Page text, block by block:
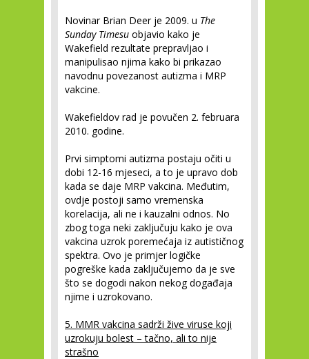
Novinar Brian Deer je 2009. u The
Sunday Timesu objavio kako je
Wakefield rezultate prepravljao i
manipulisao njima kako bi prikazao
navodnu povezanost autizma i MRP
vakcine.
Wakefieldov rad je povučen 2. februara
2010. godine.
Prvi simptomi autizma postaju očiti u
dobi 12-16 mjeseci, a to je upravo dob
kada se daje MRP vakcina. Međutim,
ovdje postoji samo vremenska
korelacija, ali ne i kauzalni odnos. No
zbog toga neki zaključuju kako je ova
vakcina uzrok poremećaja iz autističnog
spektra. Ovo je primjer logičke
pogreške kada zaključujemo da je sve
što se dogodi nakon nekog događaja
njime i uzrokovano.
5. MMR vakcina sadrži žive viruse koji
uzrokuju bolest – tačno, ali to nije
strašno